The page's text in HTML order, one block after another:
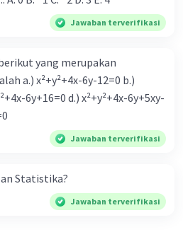
Jawaban terverifikasi
yang merupakan
b.)
6y+16=0 d.) x²+y²+4x-6y+5xy-
Jawaban terverifikasi
Statistika?
Jawaban terverifikasi